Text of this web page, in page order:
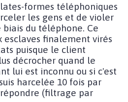
formes téléphoniques
les gens et de violer
du téléphone. Ce
esclaves finalement virés
puisque le client
décrocher quand le
lui est inconnu ou si c'est
harcelée 10 fois par
(filtrage par